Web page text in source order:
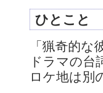
ひとこと
「猟奇的
ドラマの台
ロケ地は別